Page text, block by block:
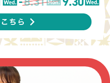
こんな内容 分析
ートの優先度
が増えた
がつき、チャレンジ
が進まない
ない
」と反抗的な様子
ことが苦手